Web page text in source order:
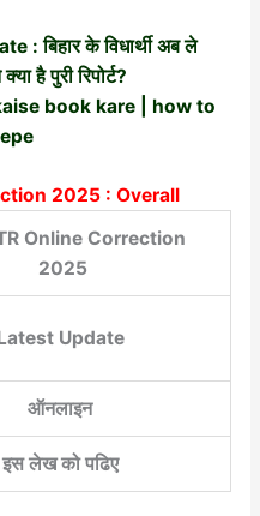
बिहार के विधार्थी अब ले
है पुरी रिपोर्ट?
book kare | how to
2025 : Overall
Online Correction
2025
Update
ऑनलाइन
इस लेख को पढिए